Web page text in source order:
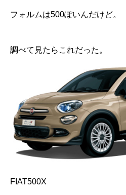
フォルムは500ぽいんだけど。
調べて見たらこれだった。
FIAT500X